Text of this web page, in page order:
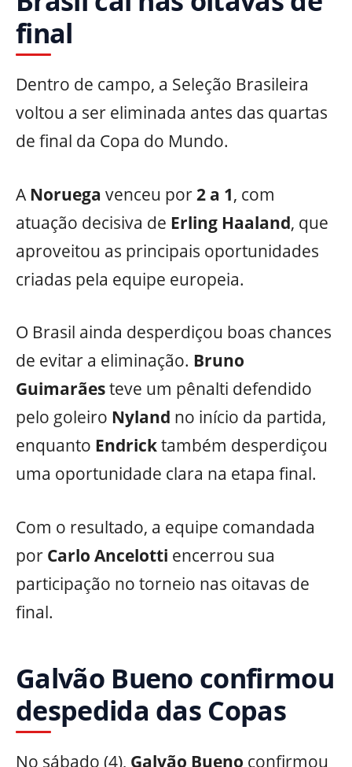
final
Dentro de campo, a Seleção Brasileira
voltou a ser eliminada antes das quartas
de final da Copa do Mundo.
ANoruega venceu por2 a 1, com
atuação decisiva de Erling Haaland, que
aproveitou as principais oportunidades
criadas pela equipe europeia.
O Brasil ainda desperdiçou boas chances
de evitar a eliminação. Bruno
Guimarãesteve um pênalti defendido
pelo goleiro Nyland no início da partida,
enquanto Endricktambém desperdiçou
uma oportunidade clara na etapa final.
Com o resultado, a equipe comandada
por Carlo Ancelotti encerrou sua
participação no torneio nas oitavas de
final.
Galvão Bueno confirmou
despedida das Copas
No sábado (4), Galvão Bueno confirmou